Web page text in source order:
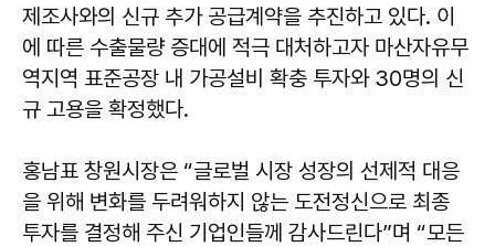
제조사와의 신규 추가 공급계약을 추진하고 있다. 이
에 따른 수출물량 증대에 적극 대처하고자 마산자유무
역지역 표준공장 내 가공설비 확충 투자와 30명의 신
규 고용을 확정했다.
홍남표 창원시장은 “글로벌 시장 성장의 선제적 대응
을 위해 변화를 두려워하지 않는 도전정신으로 최종
투자를 결정해 주신 기업인들께 감사드린다”며 “모든